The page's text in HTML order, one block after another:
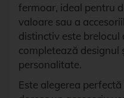
fermoar, ideal pentru
valoare sau a
distinctiv este brelocul
completează designul
personalitate.
Este alegerea